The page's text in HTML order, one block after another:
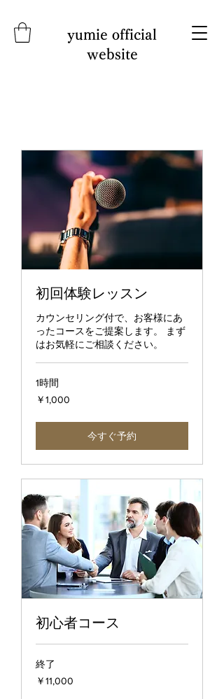
yumie official
website
初回体験レッスン
カウンセリング付で、お客様にあ
ったコースをご提案します。 まず
はお気軽にご相談ください。
1時間
1,000
円
￥1,000
今すぐ予約
初心者コース
終了
11,000
円
￥11,000